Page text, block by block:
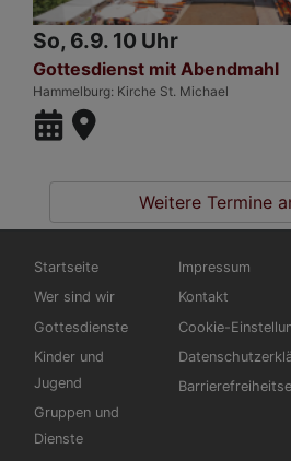
So, 6.9. 10 Uhr
Gottesdienst mit Abendmahl
Hammelburg Kirche St. Michael
Weitere Termine
Hauptnavigation
Startseite
Wer sind wir
Gottesdienste
Kinder und
Jugend
Gruppen und
Dienste
Impressum
Kontakt
Cookie-